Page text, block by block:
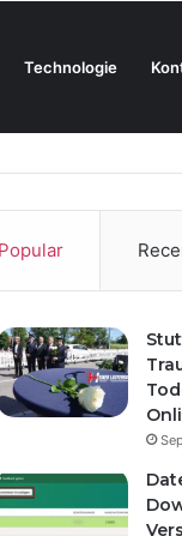
Technologie
Popular